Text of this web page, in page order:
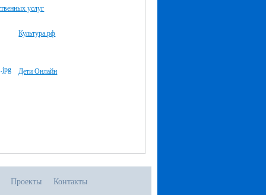
услуг
Культура.рф
Дети Онлайн
Проекты Контакты